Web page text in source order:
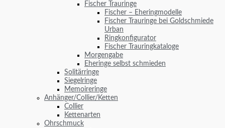
Fischer Trauringe
Fischer – Eheringmodelle
Fischer Trauringe bei Goldschmiede
Urban
Ringkonfigurator
Fischer Trauringkataloge
Morgengabe
Eheringe selbst schmieden
Solitärringe
Siegelringe
Memoireringe
Anhänger/Collier/Ketten
Collier
Kettenarten
Ohrschmuck